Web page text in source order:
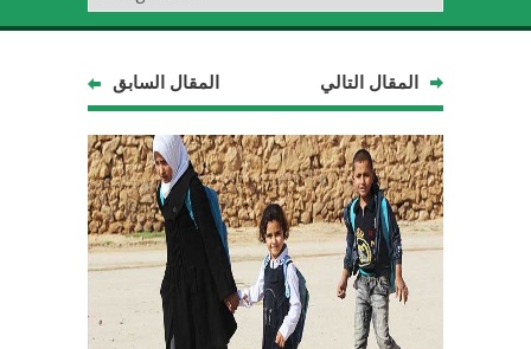
المقال السابق المقال التالي